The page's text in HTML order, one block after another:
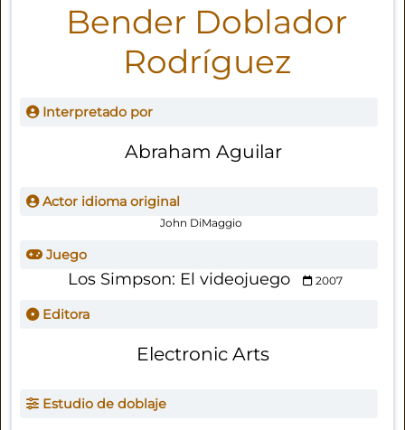
Bender Doblador
Rodríguez
Interpretado por
Abraham Aguilar
Actor idioma original
John DiMaggio
Juego
Los Simpson: El videojuego 2007
Editora
Electronic Arts
Estudio de doblaje